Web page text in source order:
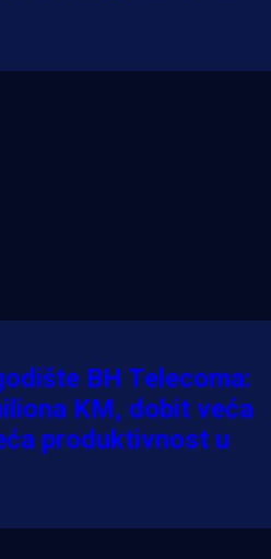
BH Telecoma:
KM, dobit veća
produktivnost u